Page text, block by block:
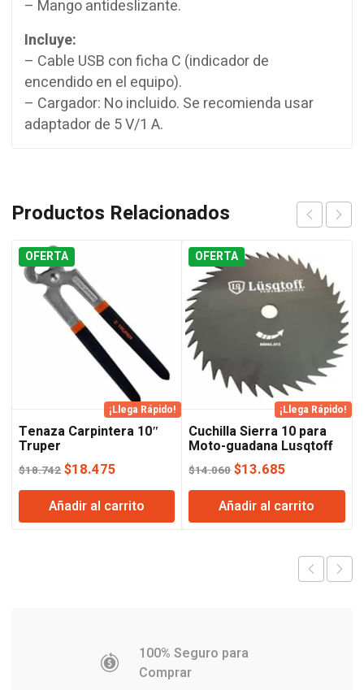
– Mango antideslizante.
Incluye:
– Cable USB con ficha C (indicador de
encendido en el equipo).
– Cargador: No incluido. Se recomienda usar
adaptador de 5 V/1 A.
Productos Relacionados
OFERTA
¡Llega Rápido!
Tenaza Carpintera 10″
Truper
$18.742 El
precio
original
era:
$18.475
precio
actual
es:
Añadir al carrito
OFERTA
¡Llega Rápido!
Cuchilla Sierra 10 para
Moto-guadana Lusqtoff
$14.060El
precio
original
era:
$13.685
precio
actual
es:
Añadir al carrito
100% Seguro para
Comprar